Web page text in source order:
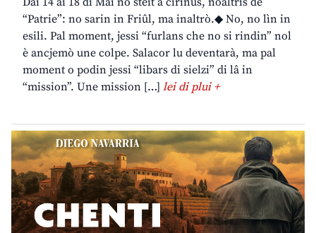
“Patrie”: no sarin in Friûl, ma inaltrò.◆ No, no lìn in
esili. Pal moment, jessi “furlans che no si rindin” nol
è ancjemò une colpe. Salacor lu deventarà, ma pal
moment o podin jessi “libars di sielzi” di lâ in
“mission”. Une mission […] lei di plui +